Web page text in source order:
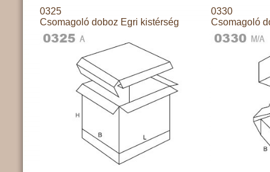
0325
Csomagoló doboz Egri kistérség
0330
Csomagoló